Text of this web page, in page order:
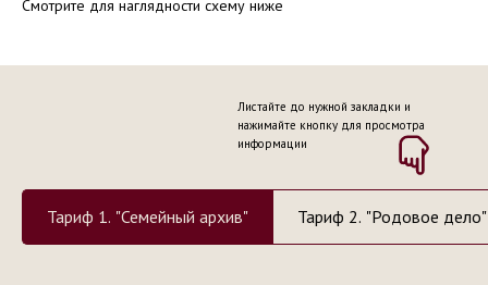
Смотрите для наглядности схему ниже
Тариф 1. "Семейный архив" Тариф 2. "Родовое дело"